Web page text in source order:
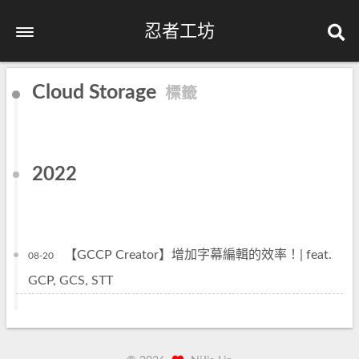
忍者工坊
Cloud Storage 標籤
2022
08-20
【GCCP Creator】增加字幕編輯的效率！| feat.
GCP, GCS, STT